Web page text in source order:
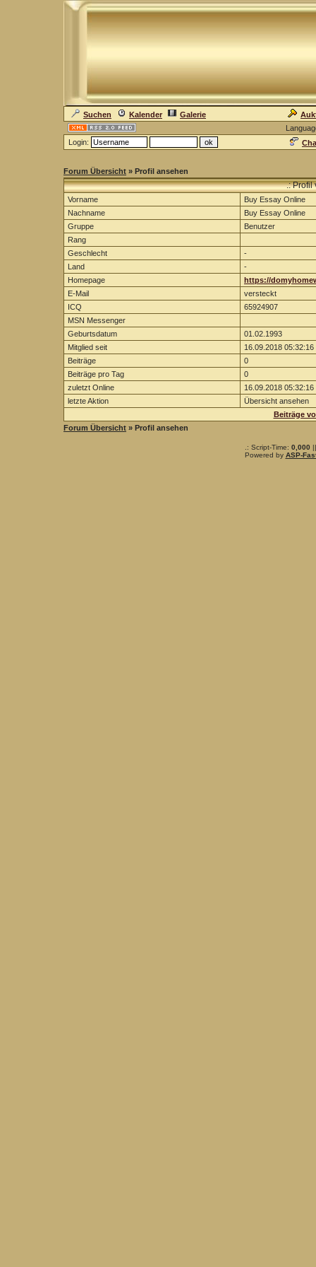
Suchen Kalender Galerie
Login:
Forum Übersicht » Profil ansehen
.: Profil
Vorname
Buy Essay Online
Nachname
Buy Essay Online
Gruppe
Benutzer
Rang
Geschlecht
-
Land
-
Homepage
https://
E-Mail
versteckt
ICQ
65924907
MSN Messenger
Geburtsdatum
01.02.1993
Mitglied seit
16.09.2018 05:32:16
Beiträge
0
Beiträge pro Tag
0
zuletzt Online
16.09.2018 05:32:16
letzte Aktion
Übersicht ansehen
Beiträge
Forum Übersicht » Profil ansehen
.: Script-Time: 0,000
Powered by ASP-